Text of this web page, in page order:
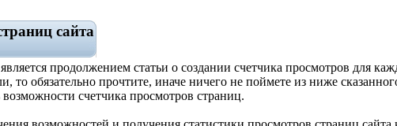
сайта
является продолжением статьи о создании счетчика просмотров для
то обязательно прочтите, иначе ничего не поймете из ниже
счетчика просмотров страниц.